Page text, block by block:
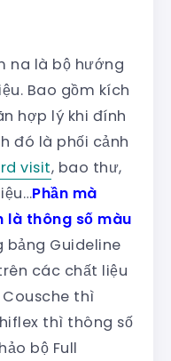
na là bộ hướng
Bao gồm kích
hợp lý khi đính
đó là phối cảnh
visit, bao thư,
Phần mà
là thông số màu
bảng Guideline
các chất liệu
thì
thì thông số
bộ Full